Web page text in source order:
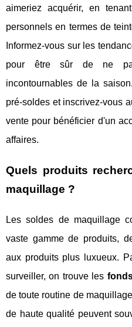
aimeriez acquérir, en
personnels en termes de
Informez-vous sur les
pour être sûr de ne
incontournables de la
pré-soldes et inscrivez-vous
vente pour bénéficier d'un
affaires.
Quels produits
maquillage ?
Les soldes de maquillage
vaste gamme de produits,
aux produits plus luxueux.
surveiller, on trouve les
de toute routine de
de haute qualité peuvent